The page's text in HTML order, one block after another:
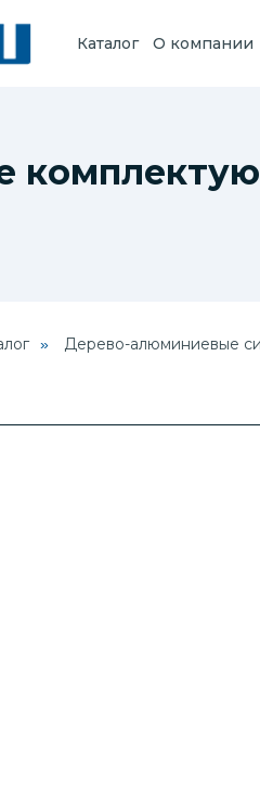
Каталог О компании
» Дерево-алюминиевые